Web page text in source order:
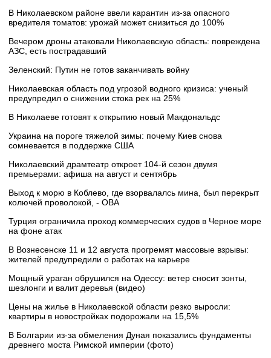
В Николаевском районе ввели карантин из-за опасного
вредителя томатов: урожай может снизиться до 100%
Вечером дроны атаковали Николаевскую область: повреждена
АЗС, есть пострадавший
Зеленский: Путин не готов заканчивать войну
Николаевская область под угрозой водного кризиса: ученый
предупредил о снижении стока рек на 25%
В Николаеве готовят к открытию новый Макдональдс
Украина на пороге тяжелой зимы: почему Киев снова
сомневается в поддержке США
Николаевский драмтеатр откроет 104-й сезон двумя
премьерами: афиша на август и сентябрь
Выход к морю в Коблево, где взорвалалсь мина, был перекрыт
колючей проволокой, - ОВА
Турция ограничила проход коммерческих судов в Черное море
на фоне атак
В Вознесенске 11 и 12 августа прогремят массовые взрывы:
жителей предупредили о работах на карьере
Мощный ураган обрушился на Одессу: ветер сносит зонты,
шезлонги и валит деревья (видео)
Цены на жилье в Николаевской области резко выросли:
квартиры в новостройках подорожали на 15,5%
В Болгарии из-за обмеления Дуная показались фундаменты
древнего моста Римской империи (фото)